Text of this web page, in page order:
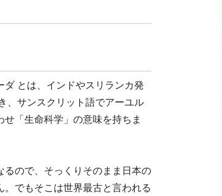
ダ とは、インドやスリランカ発
、サンスクリット語でアーユル
「生命科学」の意味を持ちま
ので、そっくりそのまま日本の
でもそこは世界最古と言われる